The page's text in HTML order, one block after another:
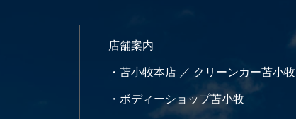
店舗案内
・苫小牧本店 ／ クリーンカー苫小牧
・ボディーショップ苫小牧